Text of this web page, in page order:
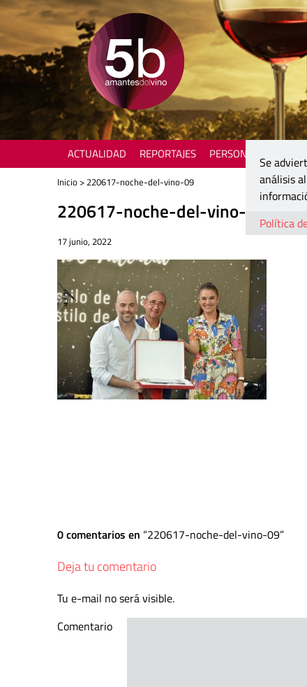
ACTUALIDAD REPORTAJES PERSONAJES
Inicio > 220617-noche-del-vino-09
220617-noche-del-vino-09
17 junio, 2022
0 comentarios en 220617-noche-del-vino-09
Deja tu comentario
Tu e-mail no será visible.
Comentario
Se
análisis
Política